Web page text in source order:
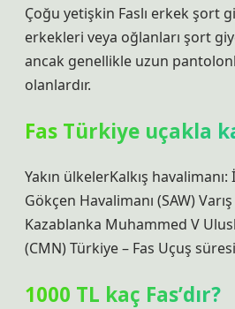
Çoğu yetişkin Faslı erkek şort
erkekleri veya oğlanları şort
ancak genellikle uzun
olanlardır.
Fas Türkiye uçakla
Yakın ülkelerKalkış
Gökçen Havalimanı (SAW)
Kazablanka Muhammed V
(CMN) Türkiye – Fas Uçuş
1000 TL kaç Fas’dır?